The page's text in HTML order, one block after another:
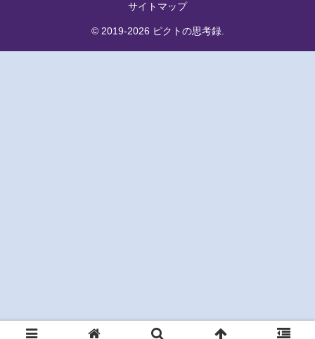
サイトマップ
© 2019-2026 ピクトの思考録.